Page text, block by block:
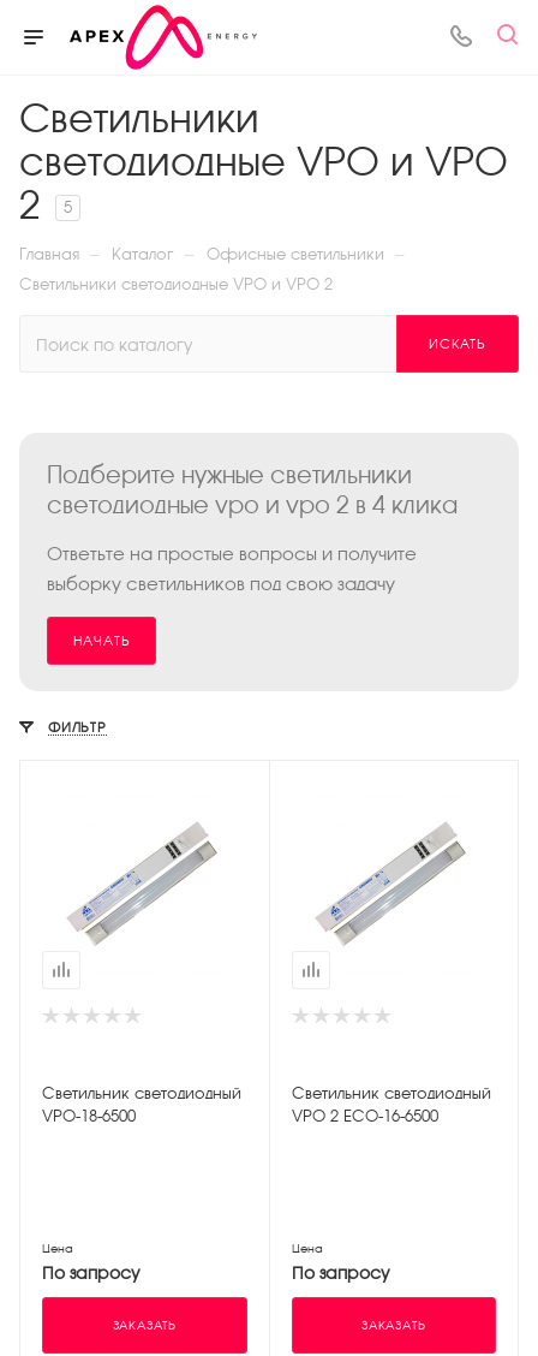
Светильники
светодиодные VPO и VPO
2
5
Главная — Каталог — Офисные светильники —
Светильники светодиодные VPO и VPO 2
ИСКАТЬ
Подберите нужные светильники
светодиодные vpo и vpo 2 в 4 клика
Ответьте на простые вопросы и получите
выборку светильников под свою задачу
НАЧАТЬ
ФИЛЬТР
Светильник светодиодный
VPO-18-6500
Цена
По запросу
ЗАКАЗАТЬ
Светильник светодиодный
VPO 2 ЕСО-16-6500
Цена
По запросу
ЗАКАЗАТЬ